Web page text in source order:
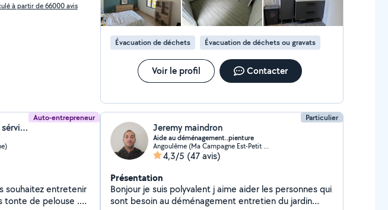
à partir de 66000 avis
Évacuation de déchets Évacuation de déchets ou gravats
Voir le profil Contacter
Auto-entrepreneur
Jonathan Violet (multi sérvice)
souhaitez entretenir
tonte de pelouse .
Particulier
Jeremy maindron
Aide au déménagement..pienture
Angoulême (Ma Campagne Est-Petit Fresquet)
4,3/5 (47 avis)
Présentation
Bonjour je suis polyvalent j aime aider les personnes qui
sont besoin au déménagement entretien du jardin